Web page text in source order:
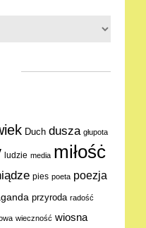
Duch dusza głupota
ludzie media miłośċ
pies poeta poezja
przyroda radość
wieczność wiosna